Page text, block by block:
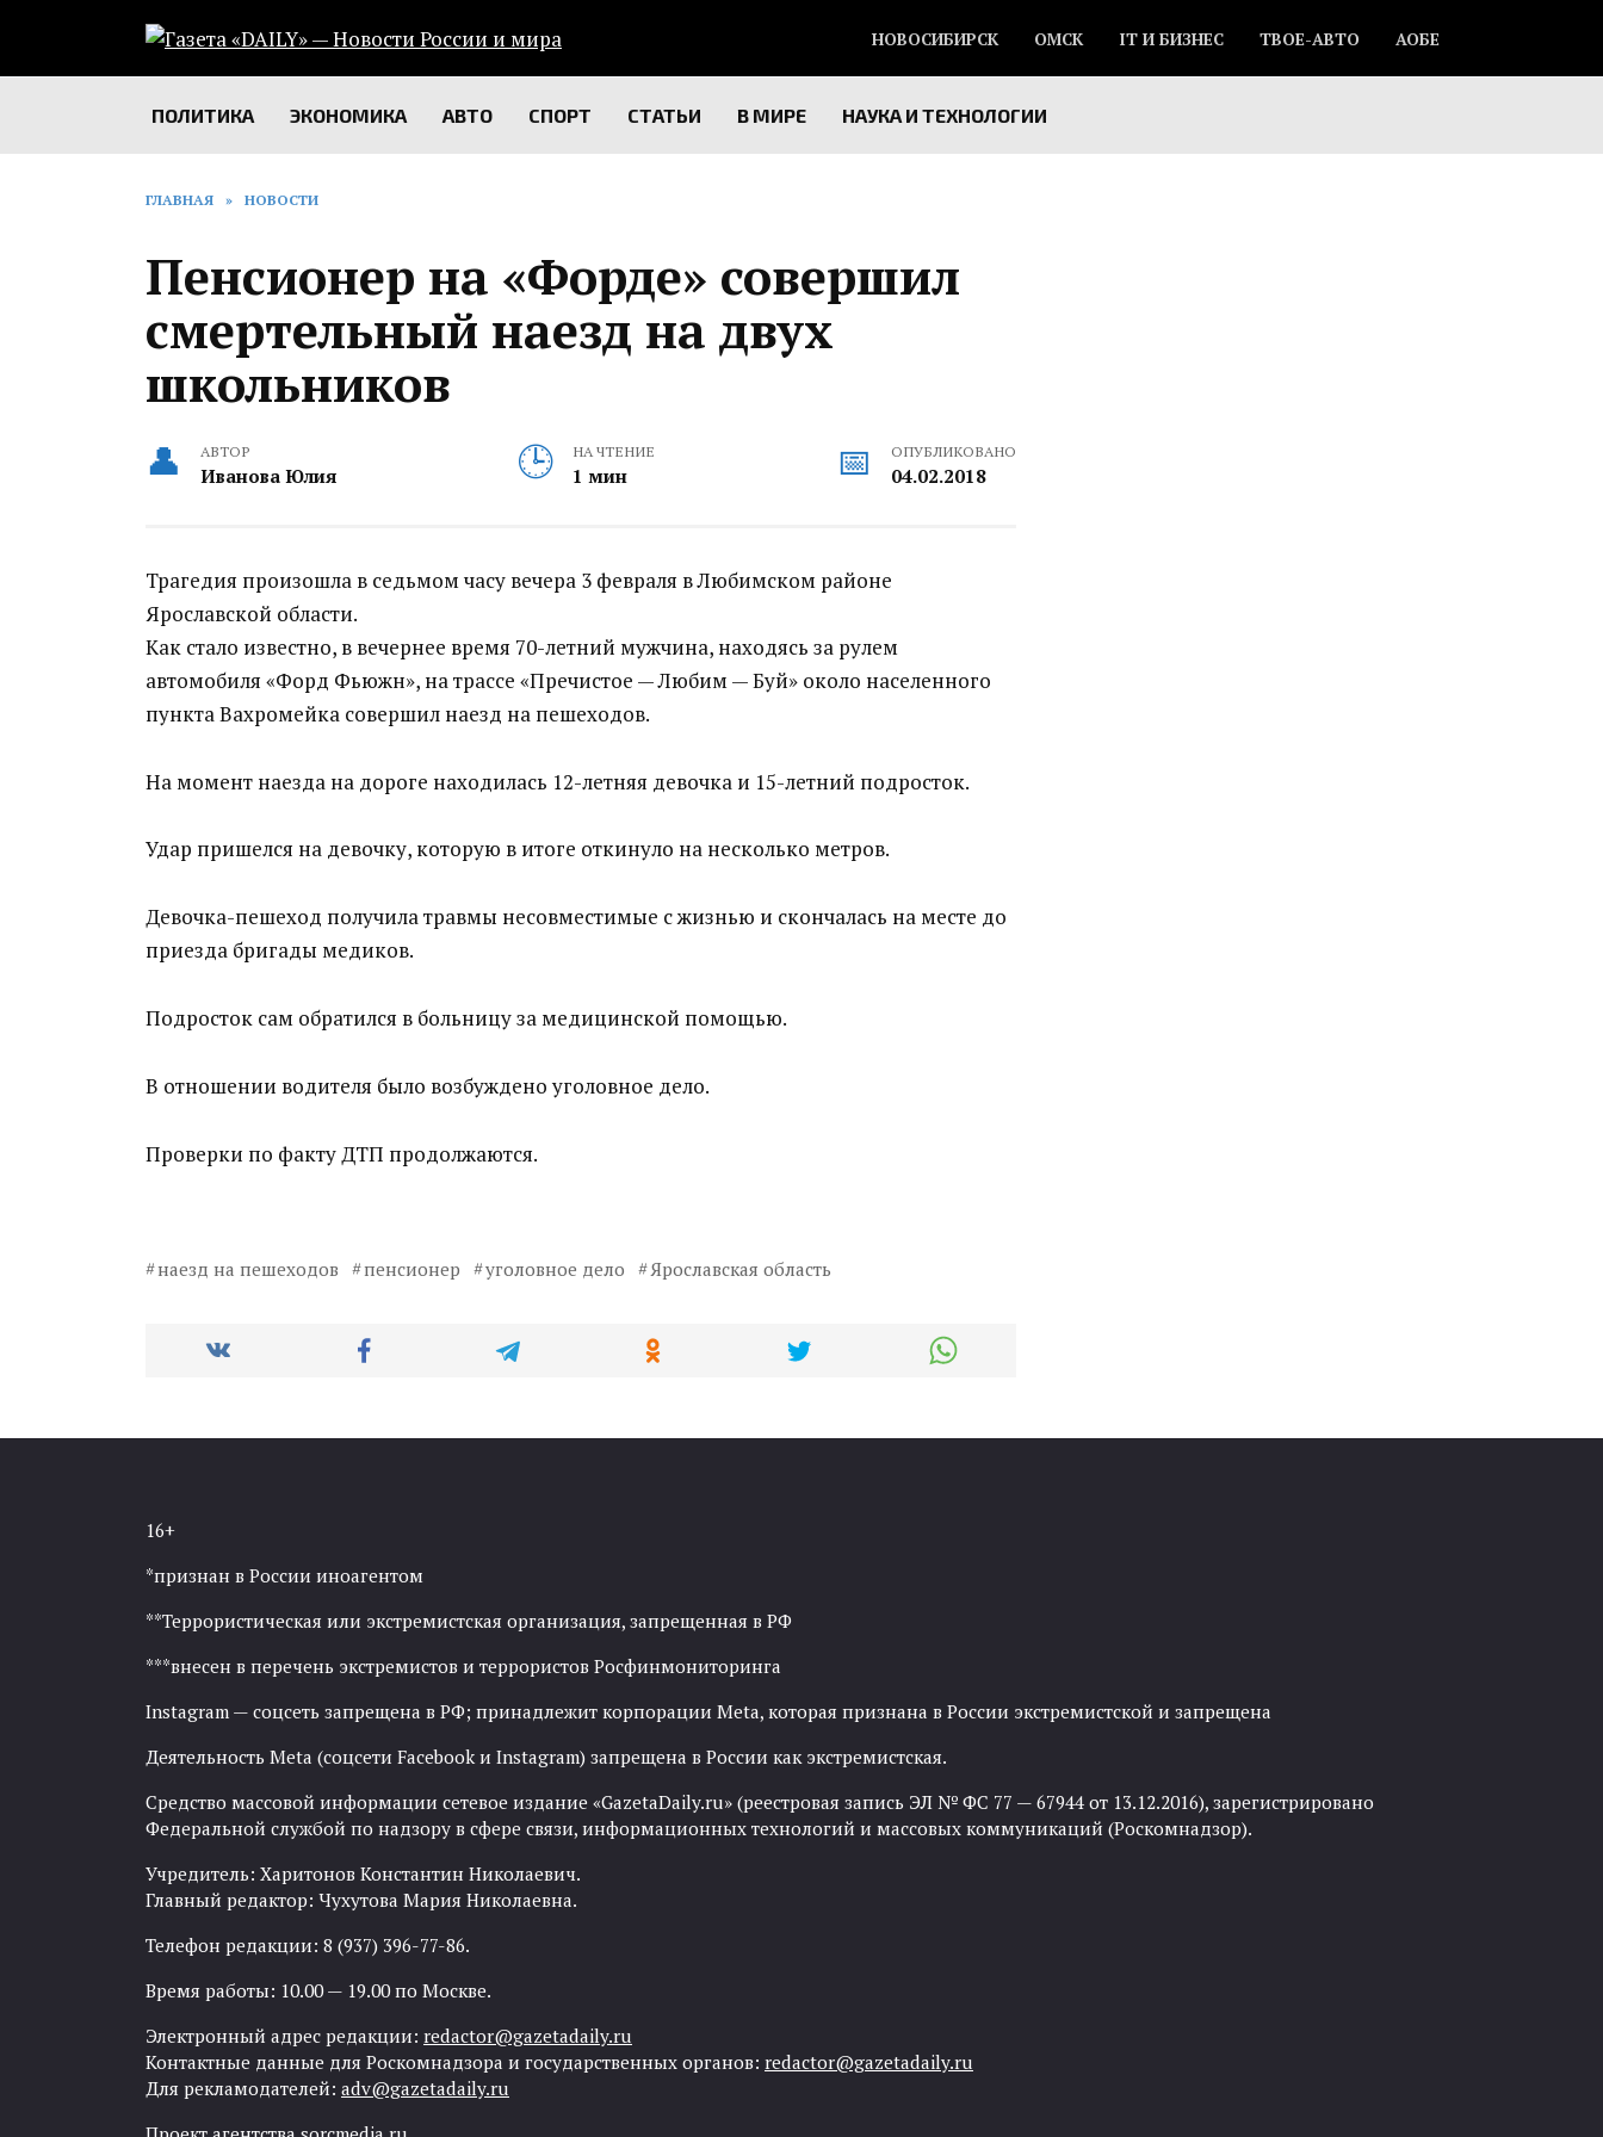
содержанию
НОВОСИБИРСК ОМСК IT И БИЗНЕС ТВОЕ-АВТО АОБЕ
ПОЛИТИКА ЭКОНОМИКА АВТО СПОРТ СТАТЬИ В МИРЕ НАУКА И ТЕХНОЛОГИИ
ГЛАВНАЯ » НОВОСТИ
Пенсионер на «Форде» совершил
смертельный наезд на двух
школьников
АВТОР
Иванова Юлия
НА ЧТЕНИЕ
1 мин
ОПУБЛИКОВАНО
04.02.2018
Трагедия произошла в седьмом часу вечера 3 февраля в Любимском районе
Ярославской области.
Как стало известно, в вечернее время 70-летний мужчина, находясь за рулем
автомобиля «Форд Фьюжн», на трассе «Пречистое — Любим — Буй» около населенного
пункта Вахромейка совершил наезд на пешеходов.
На момент наезда на дороге находилась 12-летняя девочка и 15-летний подросток.
Удар пришелся на девочку, которую в итоге откинуло на несколько метров.
Девочка-пешеход получила травмы несовместимые с жизнью и скончалась на месте до
приезда бригады медиков.
Подросток сам обратился в больницу за медицинской помощью.
В отношении водителя было возбуждено уголовное дело.
Проверки по факту ДТП продолжаются.
наезд на пешеходов пенсионер уголовное дело Ярославская область
16+
*признан в России иноагентом
**Террористическая или экстремистская организация, запрещенная в РФ
***внесен в перечень экстремистов и террористов Росфинмониторинга
Instagram — соцсеть запрещена в РФ; принадлежит корпорации Meta, которая признана в России экстремистской и запрещена
Деятельность Meta (соцсети Facebook и Instagram) запрещена в России как экстремистская.
Средство массовой информации сетевое издание «GazetaDaily.ru» (реестровая запись ЭЛ № ФС 77 — 67944 от 13.12.2016), зарегистрировано
Федеральной службой по надзору в сфере связи, информационных технологий и массовых коммуникаций (Роскомнадзор).
Учредитель: Харитонов Константин Николаевич.
Главный редактор: Чухутова Мария Николаевна.
Телефон редакции: 8 (937) 396-77-86.
Время работы: 10.00 — 19.00 по Москве.
Электронный адрес редакции: redactor@gazetadaily.ru
Контактные данные для Роскомнадзора и государственных органов: redactor@gazetadaily.ru
Для рекламодателей: adv@gazetadaily.ru